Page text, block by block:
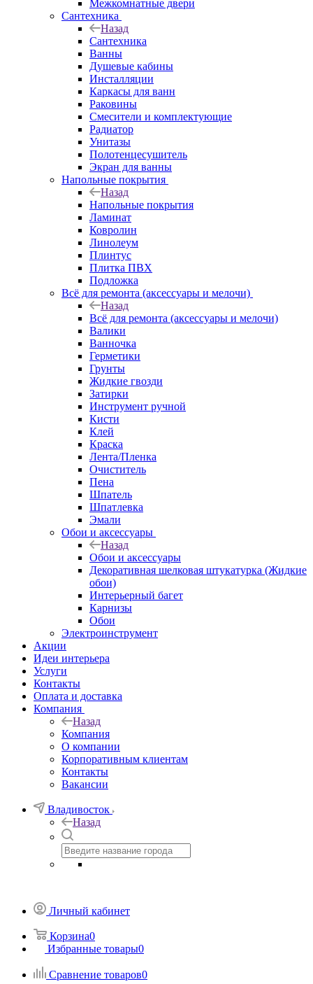
Межкомнатные двери
Сантехника
Назад
Сантехника
Ванны
Душевые кабины
Инсталляции
Каркасы для ванн
Раковины
Смесители и комплектующие
Радиатор
Унитазы
Полотенцесушитель
Экран для ванны
Напольные покрытия
Назад
Напольные покрытия
Ламинат
Ковролин
Линолеум
Плинтус
Плитка ПВХ
Подложка
Всё для ремонта (аксессуары и мелочи)
Назад
Всё для ремонта (аксессуары и мелочи)
Валики
Ванночка
Герметики
Грунты
Жидкие гвозди
Затирки
Инструмент ручной
Кисти
Клей
Краска
Лента/Пленка
Очиститель
Пена
Шпатель
Шпатлевка
Эмали
Обои и аксессуары
Назад
Обои и аксессуары
Декоративная шелковая штукатурка (Жидкие
обои)
Интерьерный багет
Карнизы
Обои
Электроинструмент
Акции
Идеи интерьера
Услуги
Контакты
Оплата и доставка
Компания
Назад
Компания
О компании
Корпоративным клиентам
Контакты
Вакансии
Владивосток
Назад
Личный кабинет
Корзина0
Избранные товары0
Сравнение товаров0